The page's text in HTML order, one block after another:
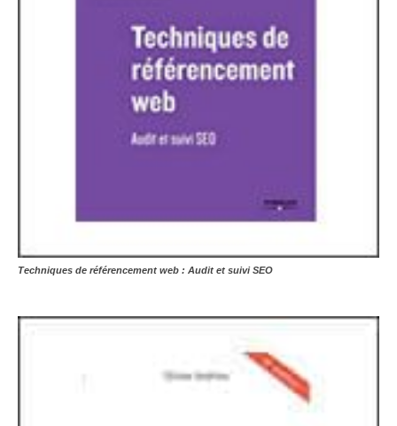
Techniques de référencement web : Audit et suivi SEO